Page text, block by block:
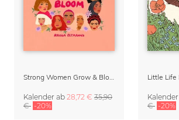
Strong Women Grow & Bloom Kalender 2027
Kalender ab 28,72 € 35,90
€ -20%
Kalender
€ -20%